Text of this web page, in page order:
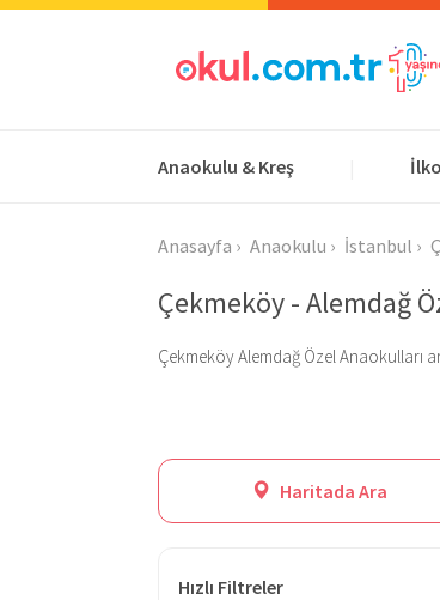
Anaokulu & Kreş
Anasayfa Anaokulu İstanbul
Çekmeköy - Alemdağ
Çekmeköy Alemdağ Özel Anaokulları
Haritada Ara
Hızlı Filtreler